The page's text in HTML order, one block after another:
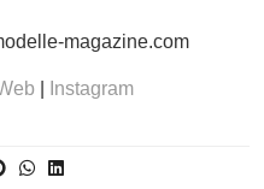
magazine.com
Instagram